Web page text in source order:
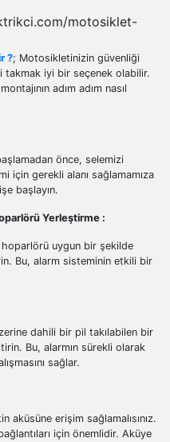
?; Motosikletinizin güvenliği
takmak iyi bir seçenek olabilir.
adım adım nasıl
önce, selemizi
için gerekli alanı sağlamamıza
başlayın.
Yerleştirme :
uygun bir şekilde
Bu, alarm sisteminin etkili bir
dahili bir pil takılabilen bir
Bu, alarmın sürekli olarak
sağlar.
erişim sağlamalısınız.
için önemlidir. Aküye